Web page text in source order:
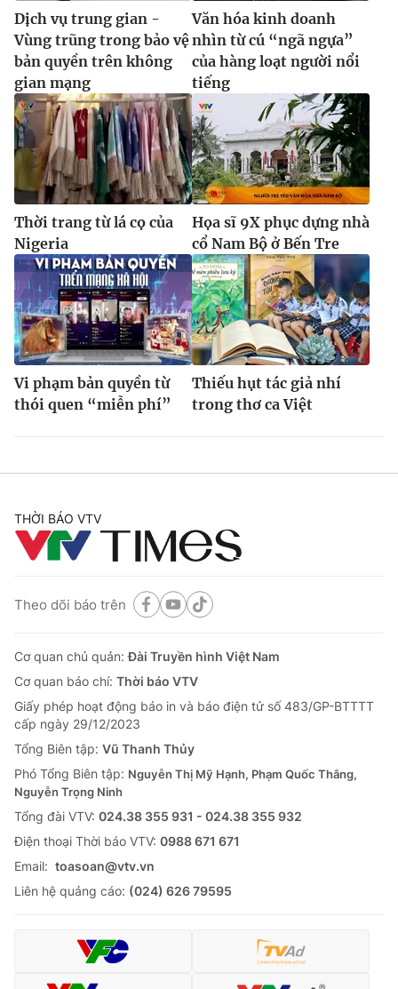
Dịch vụ trung gian -
Vùng trũng trong bảo vệ
bản quyền trên không
gian mạng
Văn hóa kinh doanh
nhìn từ cú “ngã ngựa”
của hàng loạt người nổi
tiếng
Thời trang từ lá cọ của
Nigeria
Họa sĩ 9X phục dựng nhà
cổ Nam Bộ ở Bến Tre
Vi phạm bản quyền từ
thói quen “miễn phí”
Thiếu hụt tác giả nhí
trong thơ ca Việt
THỜI BÁO VTV
Theo dõi báo trên
Cơ quan chủ quản:Đài Truyền hình Việt Nam
Cơ quan báo chí: Thời báo VTV
Giấy phép hoạt động báo in và báo điện tử số 483/GP-BTTTT
cấp ngày 29/12/2023
Tổng Biên tập: Vũ Thanh Thủy
Phó Tổng Biên tập: Nguyễn Thị Mỹ Hạnh, Phạm Quốc Thắng,
Nguyễn Trọng Ninh
Tổng đài VTV: 024.38 355 931 - 024.38 355 932
Ðiện thoại Thời báo VTV: 0988 671 671
Email: toasoan@vtv.vn
Liên hệ quảng cáo: (024) 626 79595